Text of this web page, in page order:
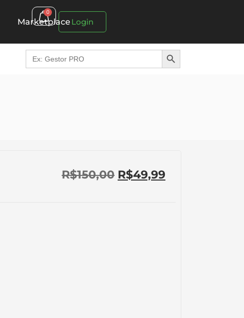
Marketplace
0
Login
Search
for:
Search Button
R$150,00 R$49,99